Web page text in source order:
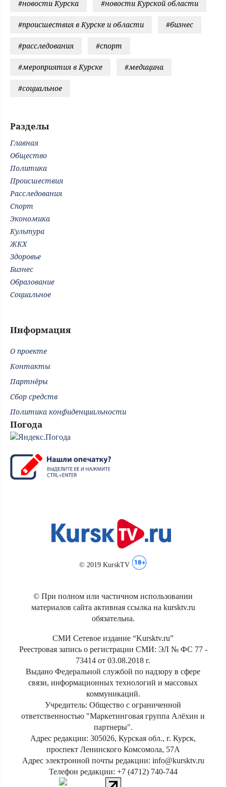
#новости Курска #новости Курской области
#происшествия в Курске и области #бизнес
#расследования #спорт
#мероприятия в Курске #медицина
#социальное
Разделы
Главная
Общество
Политика
Происшествия
Расследования
Спорт
Экономика
Культура
ЖКХ
Здоровье
Бизнес
Образование
Социальное
Информация
О проекте
Контакты
Партнёры
Сбор средств
Политика конфиденциальности
Погода
© 2019 KurskTV
© При полном или частичном использовании
материалов сайта активная ссылка на kursktv.ru
обязательна.
СМИ Сетевое издание “Kursktv.ru”
Реестровая запись о регистрации СМИ: ЭЛ № ФС 77 -
73414 от 03.08.2018 г.
Выдано Федеральной службой по надзору в сфере
связи, информационных технологий и массовых
коммуникаций.
Учредитель: Общество с ограниченной
ответственностью "Маркетинговая группа Алёхин и
партнеры".
Адрес редакции: 305026, Курская обл., г. Курск,
проспект Ленинского Комсомола, 57А
Адрес электронной почты редакции: info@kursktv.ru
Телефон редакции: +7 (4712) 740-744